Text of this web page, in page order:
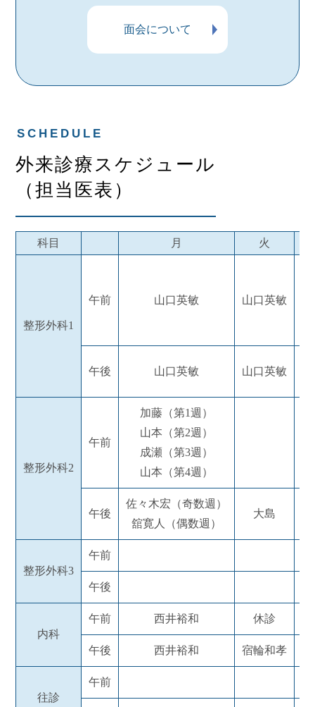
面会について
外来診療スケジュール
（担当医表）
科目 月 火
整形外科1
午前 山口英敏 山口英敏
午後 山口英敏 山口英敏
整形外科2
午前
加藤（第1週）
山本（第2週）
成瀬（第3週）
山本（第4週）
午後
佐々木宏（奇数週）
舘寛人（偶数週）
大島
整形外科3
午前
午後
内科
午前 西井裕和 休診
午後 西井裕和 宿輪和孝
往診
午前